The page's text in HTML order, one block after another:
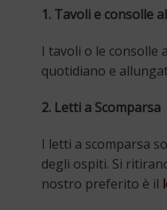
1. Tavoli e consolle
I tavoli o le consolle
quotidiano e
2. Letti a Scomparsa
I letti a scomparsa
degli ospiti. Si
nostro preferito è il